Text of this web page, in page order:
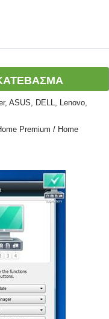
ASUS, DELL, Lenovo,
Premium / Home